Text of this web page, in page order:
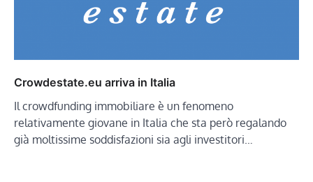
Crowdestate.eu arriva in Italia
Il crowdfunding immobiliare è un fenomeno
relativamente giovane in Italia che sta però regalando
già moltissime soddisfazioni sia agli investitori…